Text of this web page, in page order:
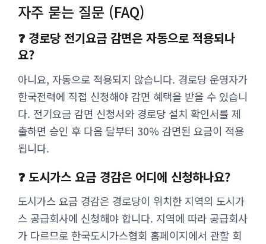
자주 묻는 질문 (FAQ)
❓ 경로당 전기요금 감면은 자동으로 적용되나
요?
아니요, 자동으로 적용되지 않습니다. 경로당 운영자가
한국전력에 직접 신청해야 감면 혜택을 받을 수 있습니
다. 전기요금 감면 신청서와 경로당 설치 확인서를 제
출하면 승인 후 다음 달부터 30% 감면된 요금이 적용
됩니다.
❓ 도시가스 요금 경감은 어디에 신청하나요?
도시가스 요금 경감은 경로당이 위치한 지역의 도시가
스 공급회사에 신청해야 합니다. 지역에 따라 공급회사
가 다르므로 한국도시가스협회 홈페이지에서 관할 회